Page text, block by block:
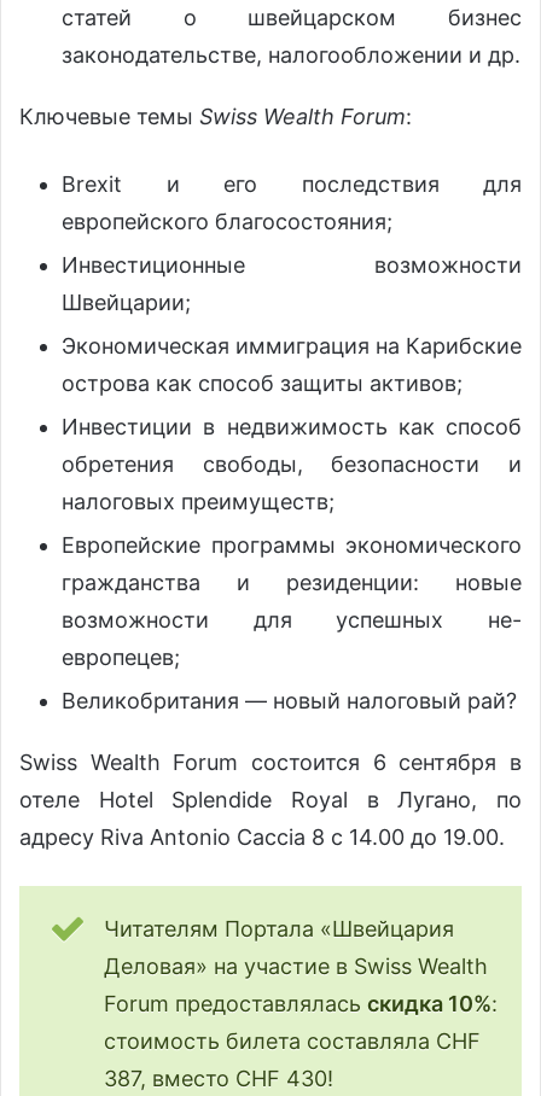
статей о швейцарском бизнес
законодательстве, налогообложении и др.
Ключевые темы Swiss Wealth Forum:
Brexit и его последствия для
европейского благосостояния;
Инвестиционные возможности
Швейцарии;
Экономическая иммиграция на Карибские
острова как способ защиты активов;
Инвестиции в недвижимость как способ
обретения свободы, безопасности и
налоговых преимуществ;
Европейские программы экономического
гражданства и резиденции: новые
возможности для успешных не-
европецев;
Великобритания — новый налоговый рай?
Swiss Wealth Forum состоится 6 сентября в
отеле Hotel Splendide Royal в Лугано, по
адресу Riva Antonio Caccia 8 с 14.00 до 19.00.
Читателям Портала «Швейцария
Деловая» на участие в Swiss Wealth
Forum предоставлялась скидка 10%:
стоимость билета составляла CHF
387, вместо CHF 430!